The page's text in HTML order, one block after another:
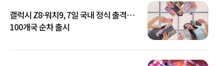
갤럭시 Z8·워치9, 7일 국내 정식 출격…
100개국 순차 출시